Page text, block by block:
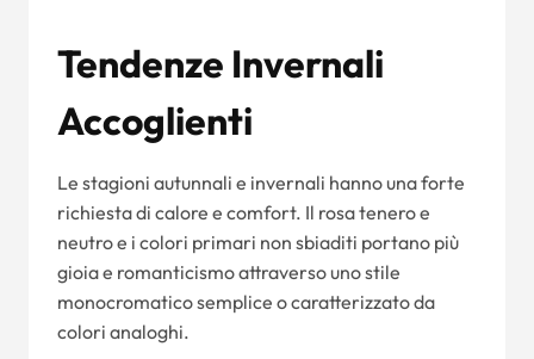
Tendenze Invernali
Accoglienti
Le stagioni autunnali e invernali hanno una forte
richiesta di calore e comfort. Il rosa tenero e
neutro e i colori primari non sbiaditi portano più
gioia e romanticismo attraverso uno stile
monocromatico semplice o caratterizzato da
colori analoghi.